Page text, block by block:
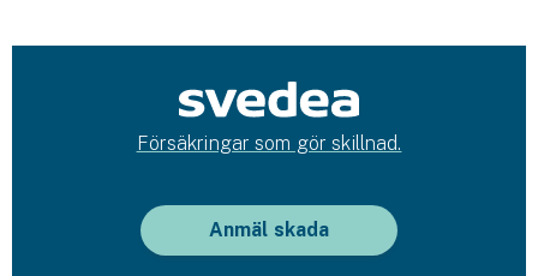
Försäkringar som gör skillnad.
Anmäl skada